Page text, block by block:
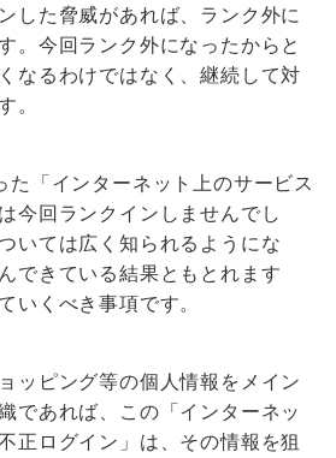
した脅威があれば、ランク外に
。今回ランク外になったからと
なるわけではなく、継続して対
。
「インターネット上のサービス
今回ランクインしませんでし
いては広く知られるようにな
できている結果ともとれます
いくべき事項です。
ッピング等の個人情報をメイン
であれば、この「インターネッ
正ログイン」は、その情報を狙